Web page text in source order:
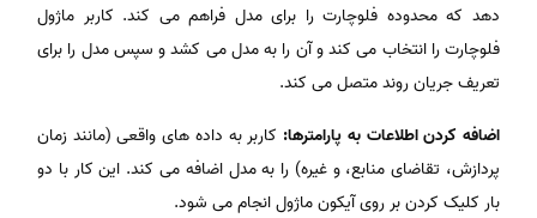
دهد که محدوده فلوچارت را برای مدل فراهم می کند. کاربر ماژول
فلوچارت را انتخاب می کند و آن را به مدل می کشد و سپس مدل را برای
تعریف جریان روند متصل می کند.
اضافه کردن اطلاعات به پارامترها: کاربر به داده های واقعی (مانند زمان
پردازش، تقاضای منابع، و غیره) را به مدل اضافه می کند. این کار با دو
بار کلیک کردن بر روی آیکون ماژول انجام می شود.